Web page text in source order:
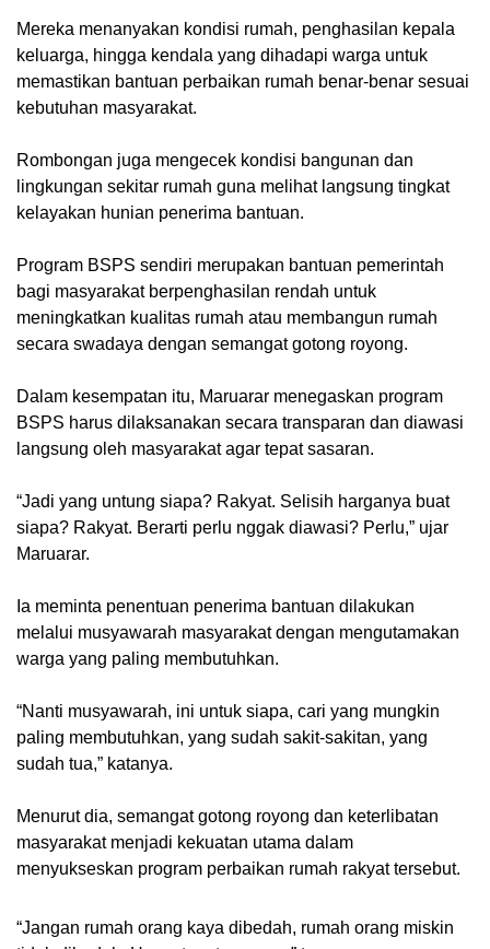
Mereka menanyakan kondisi rumah, penghasilan kepala
keluarga, hingga kendala yang dihadapi warga untuk
memastikan bantuan perbaikan rumah benar-benar sesuai
kebutuhan masyarakat.
Rombongan juga mengecek kondisi bangunan dan
lingkungan sekitar rumah guna melihat langsung tingkat
kelayakan hunian penerima bantuan.
Program BSPS sendiri merupakan bantuan pemerintah
bagi masyarakat berpenghasilan rendah untuk
meningkatkan kualitas rumah atau membangun rumah
secara swadaya dengan semangat gotong royong.
Dalam kesempatan itu, Maruarar menegaskan program
BSPS harus dilaksanakan secara transparan dan diawasi
langsung oleh masyarakat agar tepat sasaran.
“Jadi yang untung siapa? Rakyat. Selisih harganya buat
siapa? Rakyat. Berarti perlu nggak diawasi? Perlu,” ujar
Maruarar.
Ia meminta penentuan penerima bantuan dilakukan
melalui musyawarah masyarakat dengan mengutamakan
warga yang paling membutuhkan.
“Nanti musyawarah, ini untuk siapa, cari yang mungkin
paling membutuhkan, yang sudah sakit-sakitan, yang
sudah tua,” katanya.
Menurut dia, semangat gotong royong dan keterlibatan
masyarakat menjadi kekuatan utama dalam
menyukseskan program perbaikan rumah rakyat tersebut.
“Jangan rumah orang kaya dibedah, rumah orang miskin